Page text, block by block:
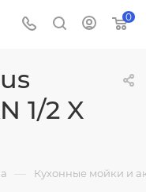
0
1/2 X
— Кухонные мойки и